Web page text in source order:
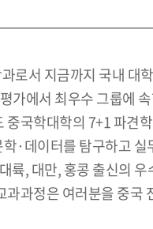
서 지금까지 국내 대
에서 최우수 그룹에
국학대학의 7+1 파견
·데이터를 탐구하고
, 대만, 홍콩 출신의
과정은 여러분을 중국